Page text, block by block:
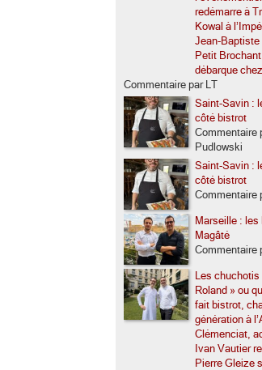
redémarre à
Kowal à
Jean-Baptiste
Petit
débarque
Commentaire par LT
Saint-Savin :
côté bistrot
Commentaire
Pudlowski
Saint-Savin :
côté bistrot
Commentaire
Marseille :
Magâté
Commentaire
Les
Roland » ou
fait bistrot,
génération à
Clémenciat,
Ivan Vautier
Pierre Gleize